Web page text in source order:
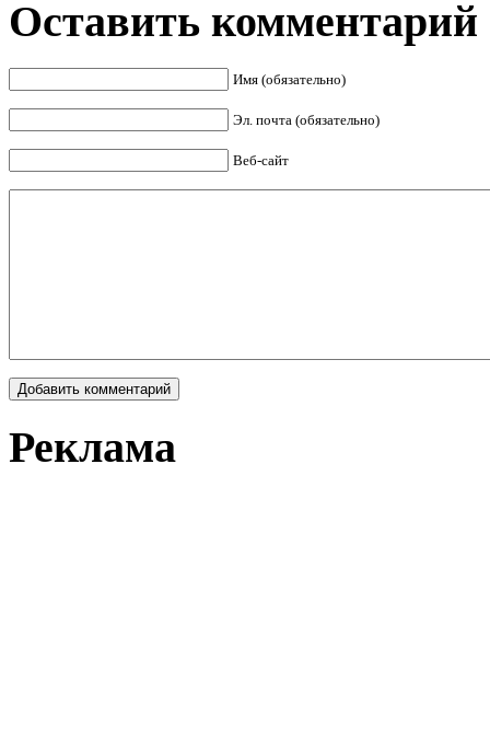
Оставить комментарий
Имя (обязательно)
Эл. почта (обязательно)
Веб-сайт
Реклама